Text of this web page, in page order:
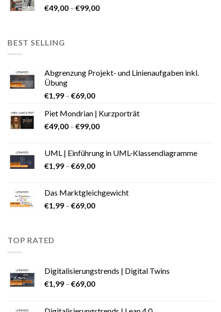
€49,00 – €99,00
BEST SELLING
Abgrenzung Projekt- und Linienaufgaben inkl.
Übung
€1,99 – €69,00
Piet Mondrian | Kurzporträt
€49,00 – €99,00
UML | Einführung in UML-Klassendiagramme
€1,99 – €69,00
Das Marktgleichgewicht
€1,99 – €69,00
TOP RATED
Digitalisierungstrends | Digital Twins
€1,99 – €69,00